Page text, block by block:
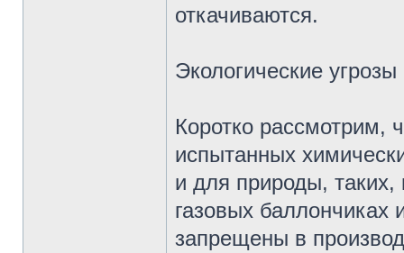
откачиваются.
Экологические
Коротко рассмотрим,
испытанных
и для природы,
газовых баллончиках
запрещены в